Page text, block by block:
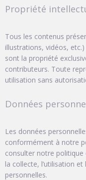
Propriété
Tous les contenus
illustrations, vidéos,
sont la propriété
contributeurs. Toute
utilisation sans
Données
Les données
conformément à notre
consulter notre
la collecte, l’utilisation
personnelles.